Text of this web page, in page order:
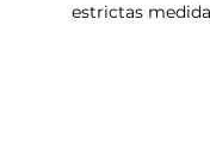
estrictas